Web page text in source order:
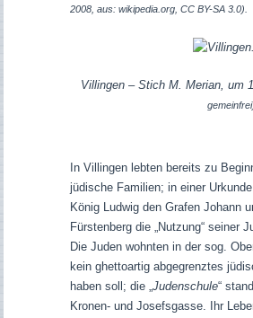
2008, aus: wikipedia.org, CC BY-SA 3.0).
Villingen – Stich M. Merian, um
In Villingen lebten bereits zu
jüdische Familien; in einer
König Ludwig den Grafen Johann
Fürstenberg die „Nutzung“ seiner
Die Juden wohnten in der sog.
kein ghettoartig abgegrenztes
haben soll; die „ Judenschule“
Kronen- und Josefsgasse. Ihr